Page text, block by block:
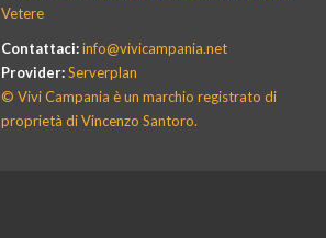
Vetere
Contattaci: info@vivicampania.net
Provider:Serverplan
© Vivi Campania è un marchio registrato di
proprietà di Vincenzo Santoro.